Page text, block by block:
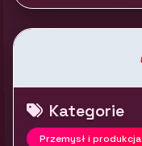
Kategorie
Przemysł i produkcja